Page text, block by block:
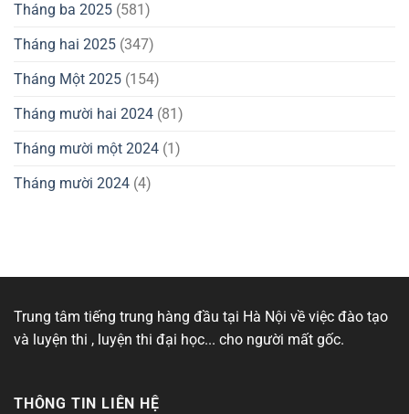
Tháng ba 2025 (581)
Tháng hai 2025 (347)
Tháng Một 2025 (154)
Tháng mười hai 2024 (81)
Tháng mười một 2024 (1)
Tháng mười 2024 (4)
Trung tâm tiếng trung hàng đầu tại Hà Nội về việc đào tạo
và luyện thi , luyện thi đại học... cho người mất gốc.
THÔNG TIN LIÊN HỆ